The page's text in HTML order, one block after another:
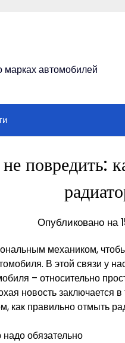
автомобилей
повредить:
Опубликовано на
механиком,
В этой связи у
– относительно
новость заключается
как правильно отмыть
обязательно